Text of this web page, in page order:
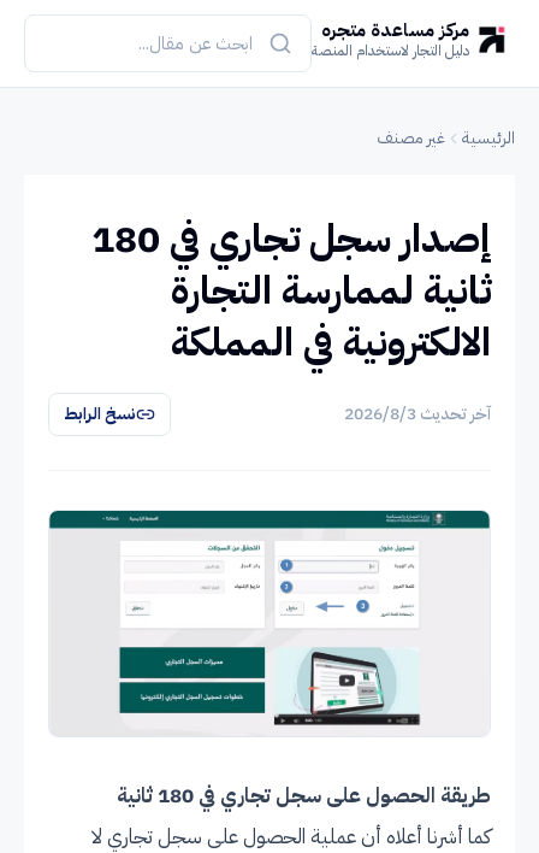
مركز مساعدة متجره
دليل التجار لاستخدام المنصة
الرئيسية غير مصنف
إصدار سجل تجاري في 180
ثانية لممارسة التجارة
الالكترونية في المملكة
آخر تحديث 3‏/8‏/2026 نسخ الرابط
طريقة الحصول على سجل تجاري في 180 ثانية
كما أشرنا أعلاه أن عملية الحصول على سجل تجاري لا